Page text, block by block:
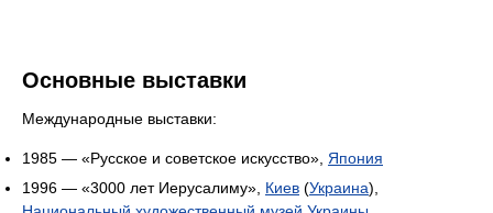
Основные выставки
Международные выставки:
1985 — «Русское и советское искусство», Япония
1996 — «3000 лет Иерусалиму», Киев (Украина),